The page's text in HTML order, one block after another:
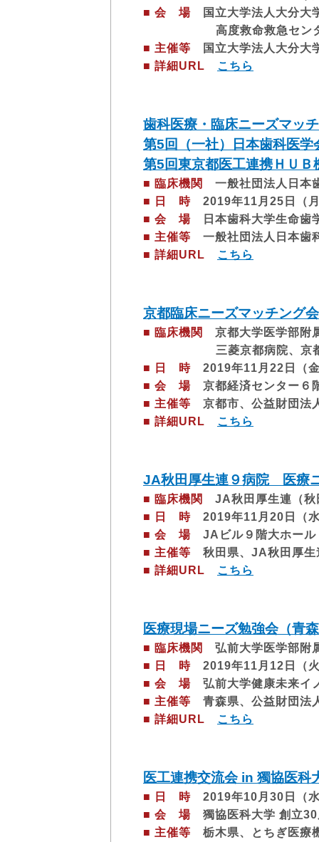
■ 会 場 国立大学法人大分大
高度救命救急センタ
■ 主催等 国立大学法人大分大
■ 詳細URL
こちら
歯科医療・臨床ニーズマッ
第5回（一社）日本歯科医
第5回東京都医工連携ＨＵＢ
■ 臨床機関
一般社団法人日本
■ 日 時 2019年11月25日（
■ 会 場 日本歯科大学生命歯
■ 主催等 一般社団法人日本歯
■ 詳細URL
こちら
京都臨床ニーズマッチング会
■ 臨床機関
京都大学医学部附
三菱京都病院、京都府
■ 日 時 2019年11月22日（
■ 会 場 京都経済センター６
■ 主催等 京都市、公益財団法
■ 詳細URL
こちら
JA秋田厚生連９病院 医療
■ 臨床機関
JA秋田厚生連（秋
■ 日 時 2019年11月20日（
■ 会 場 JAビル９階大ホール
■ 主催等 秋田県、JA秋田厚生
■ 詳細URL
こちら
医療現場ニーズ勉強会（青
■ 臨床機関
弘前大学医学部附
■ 日 時 2019年11月12日（
■ 会 場 弘前大学健康未来イ
■ 主催等 青森県、公益財団法
■ 詳細URL
こちら
医工連携交流会 in 獨協医科
■ 日 時 2019年10月30日（
■ 会 場 獨協医科大学 創立30
■ 主催等 栃木県、とちぎ医療